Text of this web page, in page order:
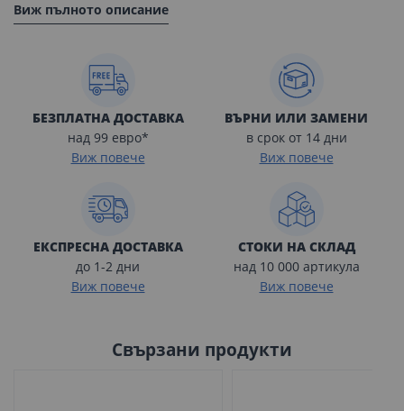
Виж пълното описание
БЕЗПЛАТНА ДОСТАВКА
над 99 евро*
Виж повече
ВЪРНИ ИЛИ ЗАМЕНИ
в срок от 14 дни
Виж повече
ЕКСПРЕСНА ДОСТАВКА
до 1-2 дни
Виж повече
СТОКИ НА СКЛАД
над 10 000 артикула
Виж повече
Свързани продукти